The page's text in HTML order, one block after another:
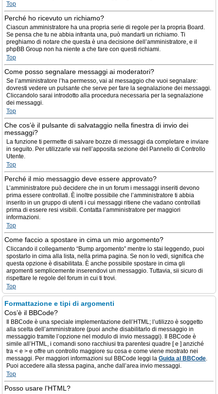
Top
Perché ho ricevuto un richiamo?
Ciascun amministratore ha una propria serie di regole per la propria Board.
Se pensa che tu ne abbia infranta una, può mandarti un richiamo. Ti
preghiamo di notare che questa è una decisione dell’amministratore, e il
phpBB Group non ha niente a che fare con questi richiami.
Top
Come posso segnalare messaggi ai moderatori?
Se l’amministratore l’ha permesso, vai al messaggio che vuoi segnalare:
dovresti vedere un pulsante che serve per fare la segnalazione dei messaggi.
Cliccandolo sarai introdotto alla procedura necessaria per la segnalazione
dei messaggi.
Top
Che cos’è il pulsante di salvataggio nella finestra di invio dei
messaggi?
La funzione ti permette di salvare bozze di messaggi da completare e inviare
in seguito. Per utilizzarle vai nell’apposita sezione del Pannello di Controllo
Utente.
Top
Perché il mio messaggio deve essere approvato?
L’amministratore può decidere che in un forum i messaggi inseriti devono
prima essere controllati. È inoltre possibile che l’amministratore ti abbia
inserito in un gruppo di utenti i cui messaggi ritiene che vadano controllati
prima di essere resi visibili. Contatta l’amministratore per maggiori
informazioni.
Top
Come faccio a spostare in cima un mio argomento?
Cliccando il collegamento “Bump argomento” mentre lo stai leggendo, puoi
spostarlo in cima alla lista, nella prima pagina. Se non lo vedi, significa che
questa opzione è disabilitata. È anche possibile spostare in cima gli
argomenti semplicemente inserendovi un messaggio. Tuttavia, sii sicuro di
rispettare le regole del forum in cui ti trovi.
Top
Formattazione e tipi di argomenti
Cos’è il BBCode?
Il BBCode è una speciale implementazione dell’HTML; l’utilizzo è soggetto
alla scelta dell’amministratore (puoi anche disabilitarlo di messaggio in
messaggio tramite l’opzione nel modulo di invio messaggi). Il BBCode è
simile all’HTML, i comandi sono racchiusi tra parentesi quadre [ e ] anziché
tra < e > e offre un controllo maggiore su cosa e come viene mostrato nei
messaggi. Per maggiori informazioni sul BBCode leggi la Guida al BBCode.
Puoi accedere alla stessa pagina, anche dall’area invio messaggi.
Top
Posso usare l’HTML?